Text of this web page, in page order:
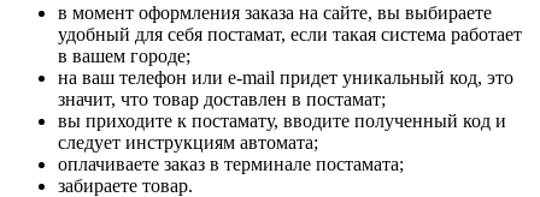
в момент оформления заказа на сайте, вы выбираете
удобный для себя постамат, если такая система работает
в вашем городе;
на ваш телефон или e-mail придет уникальный код, это
значит, что товар доставлен в постамат;
вы приходите к постамату, вводите полученный код и
следует инструкциям автомата;
оплачиваете заказ в терминале постамата;
забираете товар.